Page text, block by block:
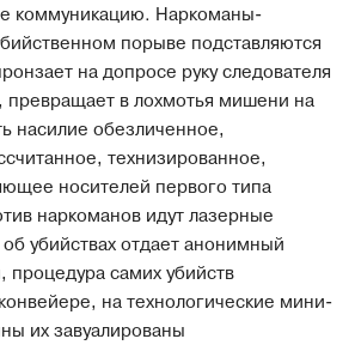
коммуникацию. Наркоманы-
порыве подставляются
на допросе руку следователя
превращает в лохмотья мишени на
насилие обезличенное,
технизированное,
носителей первого типа
наркоманов идут лазерные
убийствах отдает анонимный
процедура самих убийств
на технологические мини-
их завуалированы